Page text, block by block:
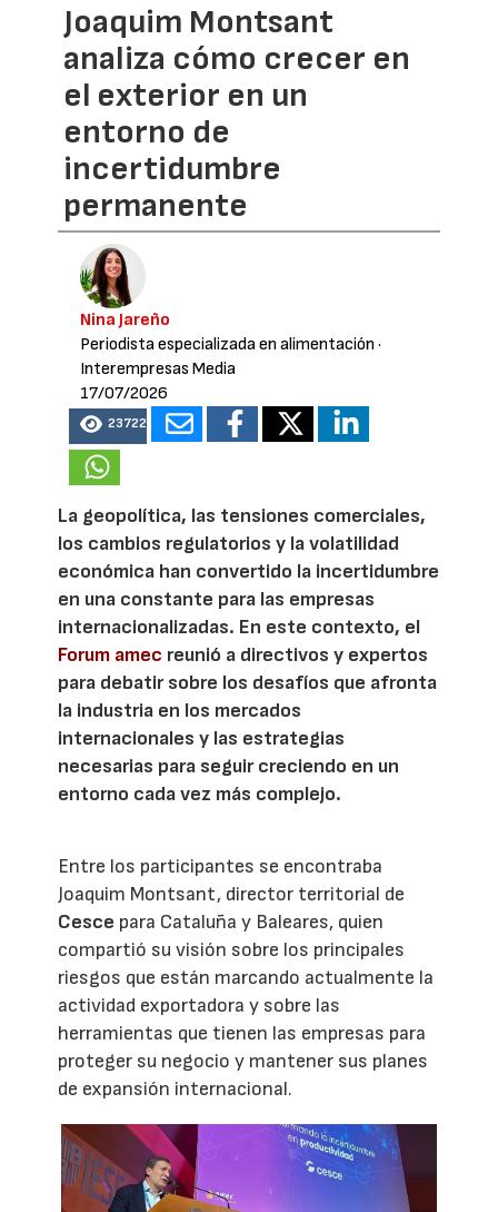
Joaquim Montsant
analiza cómo crecer en
el exterior en un
entorno de
incertidumbre
permanente
Nina Jareño
Periodista especializada en alimentación ·
Interempresas Media
17/07/2026
23722
La geopolítica, las tensiones comerciales,
los cambios regulatorios y la volatilidad
económica han convertido la incertidumbre
en una constante para las empresas
internacionalizadas. En este contexto, el
Forum amec reunió a directivos y expertos
para debatir sobre los desafíos que afronta
la industria en los mercados
internacionales y las estrategias
necesarias para seguir creciendo en un
entorno cada vez más complejo.
Entre los participantes se encontraba
Joaquim Montsant, director territorial de
Cesce para Cataluña y Baleares, quien
compartió su visión sobre los principales
riesgos que están marcando actualmente la
actividad exportadora y sobre las
herramientas que tienen las empresas para
proteger su negocio y mantener sus planes
de expansión internacional.